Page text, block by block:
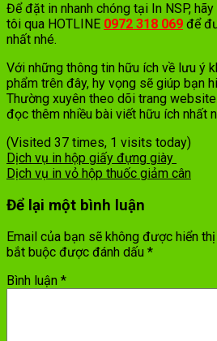
Để đặt in nhanh chóng tại In NSP,
tôi qua HOTLINE 0972 318 069 để
nhất nhé.
Với những thông tin hữu ích về lưu ý
phẩm trên đây, hy vọng sẽ giúp bạn
Thường xuyên theo dõi trang website
đọc thêm nhiều bài viết hữu ích nhất
(Visited 37 times, 1 visits today)
Dịch vụ in hộp giấy đựng giày
Dịch vụ in vỏ hộp thuốc giảm cân
Để lại một bình luận
Email của bạn sẽ không được hiển
bắt buộc được đánh dấu *
Bình luận *